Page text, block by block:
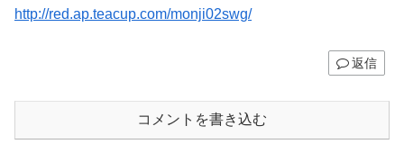
http://red.ap.teacup.com/monji02swg/
返信
コメントを書き込む